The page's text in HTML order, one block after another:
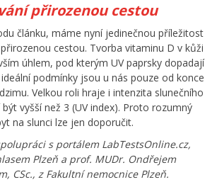
přirozenou cestou
článku, máme nyní jedinečnou příležitost
cestou. Tvorba vitaminu D v kůži
úhlem, pod kterým UV paprsky dopadají
podmínky jsou u nás pouze od konce
Velkou roli hraje i intenzita slunečního
vyšší než 3 (UV index). Proto rozumný
na slunci lze jen doporučit.
s portálem LabTestsOnline.cz,
Plzeň a prof. MUDr. Ondřejem
CSc., z Fakultní nemocnice Plzeň.